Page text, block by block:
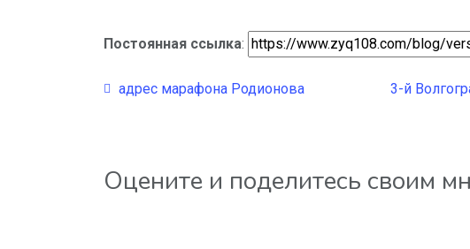
Постоянная ссылка:
адрес марафона Родионова 3-й
Оцените и поделитесь своим